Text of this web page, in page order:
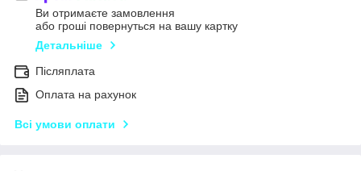
Ви отримаєте замовлення
або гроші повернуться на вашу картку
Детальніше
Післяплата
Оплата на рахунок
Всі умови оплати